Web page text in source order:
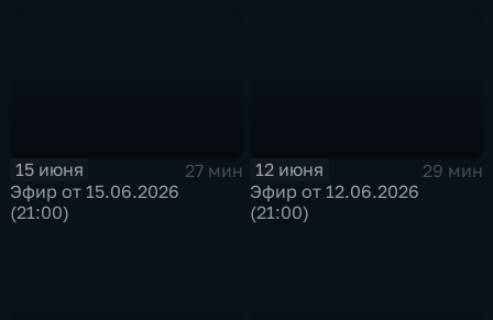
15 июня
27 мин
Эфир от 15.06.2026
(21:00)
12 июня
29 мин
Эфир от 12.06.2026
(21:00)